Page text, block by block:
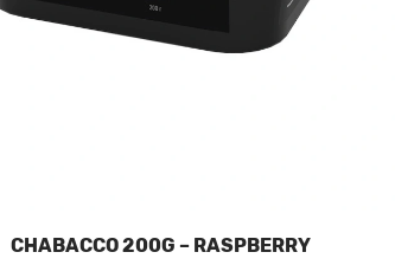
CHABACCO 200G – RASPBERRY